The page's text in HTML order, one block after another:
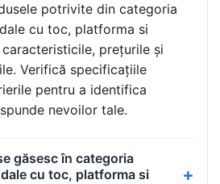
potrivite din categoria
cu toc, platforma si
prețurile și
Verifică specificațiile
pentru a identifica
nevoilor tale.
găsesc în categoria
cu toc, platforma si